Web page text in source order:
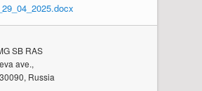
SB RAS
ave.,
Russia